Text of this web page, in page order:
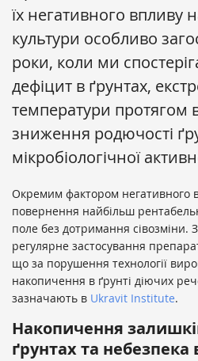
їх негативного впливу
культури особливо
роки, коли ми
дефіцит в ґрунтах,
температури протягом
зниження родючості
мікробіологічної
Окремим фактором негативного
повернення найбільш
поле без дотримання сівозміни.
регулярне застосування
що за порушення технології
накопичення в ґрунті діючих
зазначають в Ukravit Institute.
Накопичення
ґрунтах та небезпека